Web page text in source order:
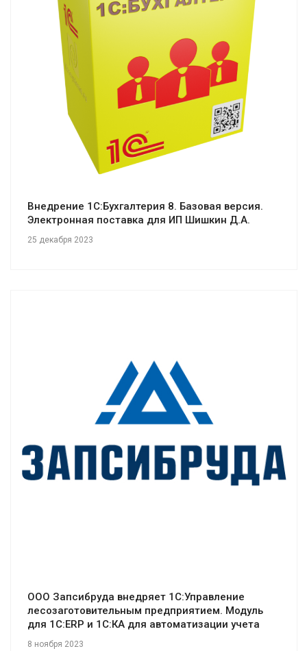
Смотреть проект
Внедрение 1С:Бухгалтерия 8. Базовая версия.
Электронная поставка для ИП Шишкин Д.А.
25 декабря 2023
Смотреть проект
ООО Запсибруда внедряет 1С:Управление
лесозаготовительным предприятием. Модуль
для 1С:ERP и 1С:КА для автоматизации учета
8 ноября 2023